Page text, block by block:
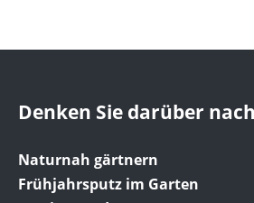
Denken Sie darüber nach
Naturnah gärtnern
Frühjahrsputz im Garten